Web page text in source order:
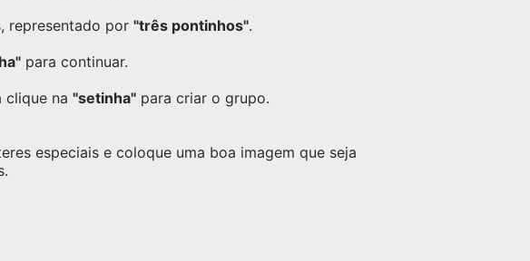
representado por "três pontinhos".
para continuar.
clique na "setinha" para criar o grupo.
especiais e coloque uma boa imagem que seja